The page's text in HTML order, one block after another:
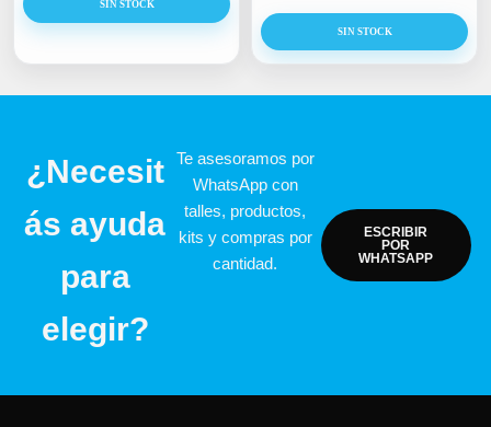
SIN STOCK
SIN STOCK
¿Necesit
ás ayuda
para
elegir?
Te asesoramos por
WhatsApp con
talles, productos,
kits y compras por
cantidad.
ESCRIBIR
POR
WHATSAPP